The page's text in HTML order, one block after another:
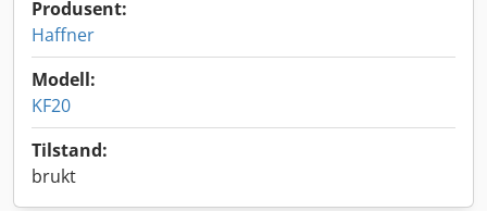
Produsent:
Haffner
Modell:
KF20
Tilstand:
brukt